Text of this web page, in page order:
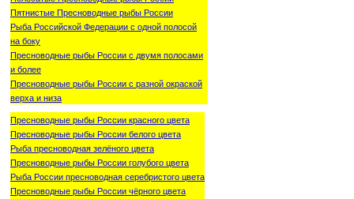
Пятнистые Пресноводные рыбы России
Рыба Российской Федерации с одной полосой
на боку
Пресноводные рыбы России с двумя полосами
и более
Пресноводные рыбы России с разной окраской
верха и низа
Пресноводные рыбы России красного цвета
Пресноводные рыбы России белого цвета
Рыба пресноводная зелёного цвета
Пресноводные рыбы России голубого цвета
Рыба России пресноводная серебристого цвета
Пресноводные рыбы России чёрного цвета